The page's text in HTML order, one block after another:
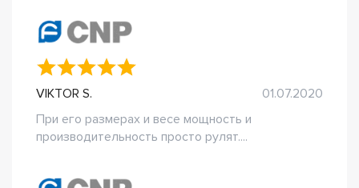
VIKTOR S.
01.07.2020
При его размерах и весе мощность и
производительность просто рулят....